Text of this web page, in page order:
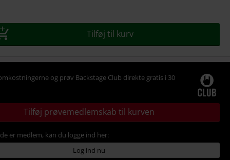
Tilføj til kurv
og prøv Backstage Club direkte gratis i 30
Tilføj prøvemedlemskab til kurven
er medlem, kan du logge ind her:
Log ind nu